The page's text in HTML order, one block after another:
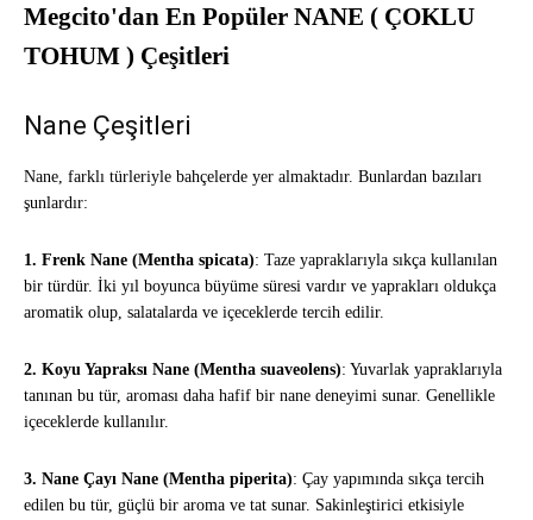
Megcito'dan En Popüler NANE ( ÇOKLU
TOHUM ) Çeşitleri
Nane Çeşitleri
Nane, farklı türleriyle bahçelerde yer almaktadır. Bunlardan bazıları
şunlardır:
1. Frenk Nane (Mentha spicata): Taze yapraklarıyla sıkça kullanılan
bir türdür. İki yıl boyunca büyüme süresi vardır ve yaprakları oldukça
aromatik olup, salatalarda ve içeceklerde tercih edilir.
2. Koyu Yapraksı Nane (Mentha suaveolens): Yuvarlak yapraklarıyla
tanınan bu tür, aroması daha hafif bir nane deneyimi sunar. Genellikle
içeceklerde kullanılır.
3. Nane Çayı Nane (Mentha piperita): Çay yapımında sıkça tercih
edilen bu tür, güçlü bir aroma ve tat sunar. Sakinleştirici etkisiyle